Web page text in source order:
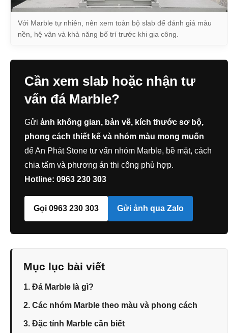
Với Marble tự nhiên, nên xem toàn bộ slab để đánh giá màu
nền, hệ vân và khả năng bố trí trước khi gia công.
Cần xem slab hoặc nhận tư
vấn đá Marble?
Gửi ảnh không gian, bản vẽ, kích thước sơ bộ,
phong cách thiết kế và nhóm màu mong muốn
để An Phát Stone tư vấn nhóm Marble, bề mặt, cách
chia tấm và phương án thi công phù hợp.
Hotline: 0963 230 303
Gọi 0963 230 303 Gửi ảnh qua Zalo
Mục lục bài viết
1. Đá Marble là gì?
2. Các nhóm Marble theo màu và phong cách
3. Đặc tính Marble cần biết